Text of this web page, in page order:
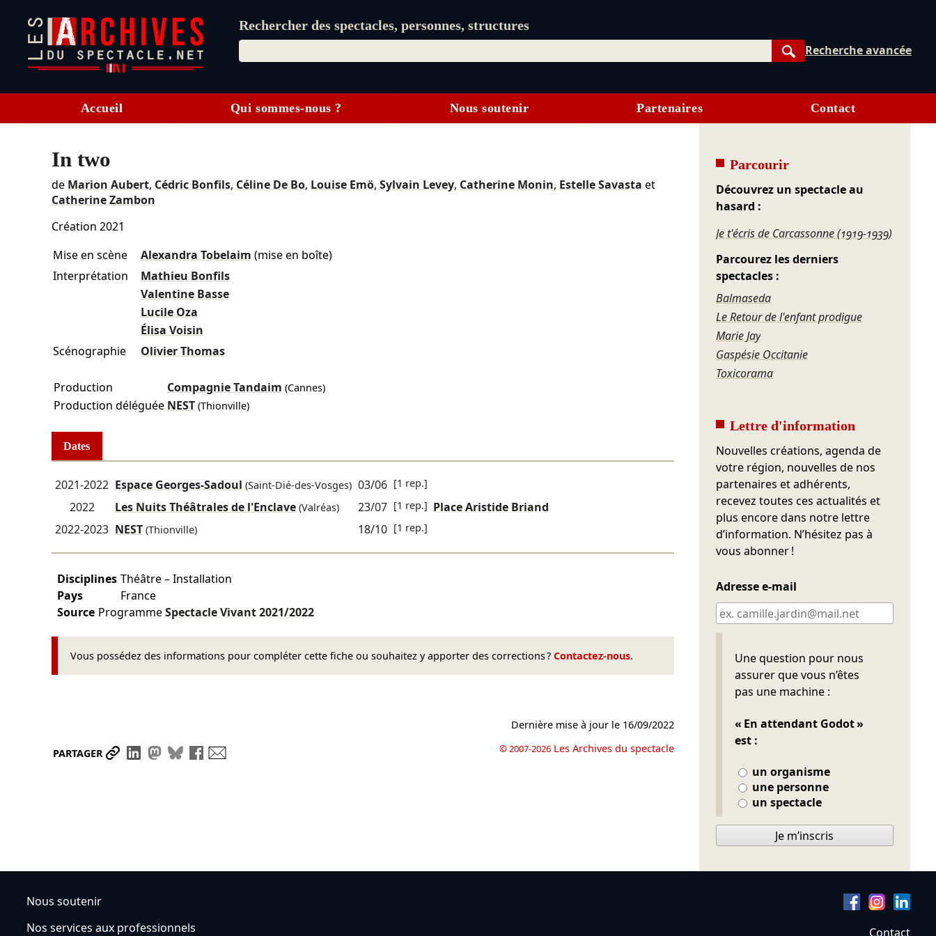
Rechercher des spectacles, personnes, structures
Rechercher
Recherche avancée
Accueil Qui sommes-nous ? Nous soutenir Partenaires Contact
In two
de Marion Aubert, Cédric Bonfils, Céline De Bo, Louise Emö, Sylvain Levey, Catherine Monin, Estelle Savasta et
Catherine Zambon
Création 2021
Mise en scène
Alexandra Tobelaim (mise en boîte)
Interprétation
Mathieu Bonfils
Valentine Basse
Lucile Oza
Élisa Voisin
Scénographie
Olivier Thomas
Production Compagnie Tandaim (Cannes)
Production déléguée NEST(Thionville)
Dates
2021-2022 Espace Georges-Sadoul (Saint-Dié-des-Vosges) 03/06 [1 rep.]
2022 Les Nuits Théâtrales de l'Enclave(Valréas) 23/07 [1 rep.] Place Aristide Briand
2022-2023 NEST(Thionville) 18/10 [1 rep.]
Disciplines Théâtre – Installation
Pays
France
Source ProgrammeSpectacle Vivant2021/2022
Vous possédez des informations pour compléter cette fiche ou souhaitez y apporter des corrections ? Contactez-nous.
PARTAGER Partager le lien
Partager sur LinkedIn
Partager sur Mastodon
Partager sur Bluesky
Partager sur Facebook
Dernière mise à jour le 16/09/2022
© 2007-2026 Les Archives du spectacle
Parcourir
Découvrez un spectacle au
hasard :
Je t'écris de Carcassonne (1919-1939)
Parcourez les derniers
spectacles :
Balmaseda
Le Retour de l'enfant prodigue
Marie Jay
Gaspésie Occitanie
Toxicorama
Lettre d'information
Nouvelles créations, agenda de
votre région, nouvelles de nos
partenaires et adhérents,
recevez toutes ces actualités et
plus encore dans notre lettre
d’information. N’hésitez pas à
vous abonner !
Adresse e-mail
Une question pour nous
assurer que vous n’êtes
pas une machine :
« En attendant Godot »
est :
un organisme
une personne
un spectacle
Ne pas remplir
Je m’inscris
Nous soutenir
Nos services aux professionnels
Contact